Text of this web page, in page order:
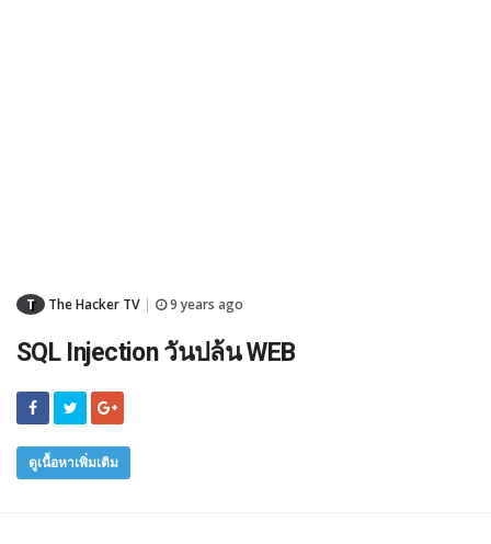
T The Hacker TV 9 years ago
SQL Injection วันปล้น WEB
ดูเนื้อหาเพิ่มเติม